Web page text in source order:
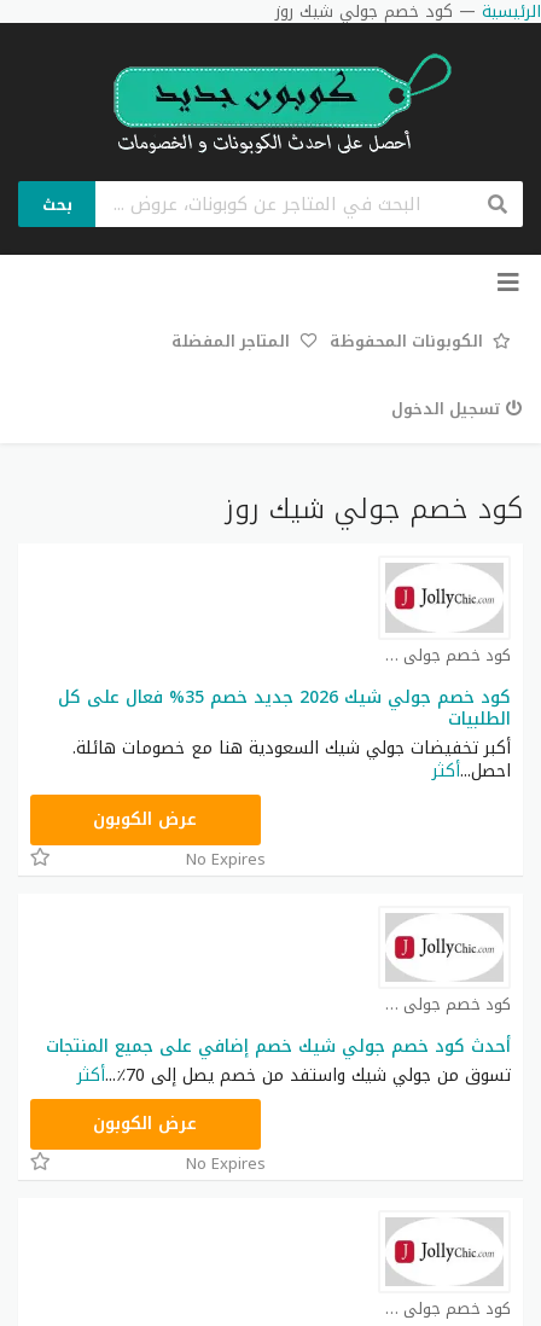
الرئيسية — كود خصم جولي شيك روز
بحث
تخطي
الكوبونات المحفوظة المتاجر المفضلة
تسجيل الدخول
كود خصم جولي شيك روز
كود خصم جولي شيك كوبون
كود خصم جولي شيك 2026 جديد خصم 35% فعال على كل
الطلبيات
أكبر تخفيضات جولي شيك السعودية هنا مع خصومات هائلة.
احصل...أكثر
عرض الكوبون
No Expires
كود خصم جولي شيك كوبون
أحدث كود خصم جولي شيك خصم إضافي على جميع المنتجات
تسوق من جولي شيك واستفد من خصم يصل إلى 70٪
...أكثر
عرض الكوبون
No Expires
كود خصم جولي شيك كوبون